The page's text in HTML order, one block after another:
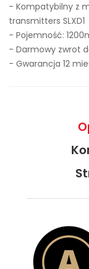
- Kompatybilny z
transmitters SLXD1
- Pojemność:
- Darmowy zwrot
- Gwarancja 12